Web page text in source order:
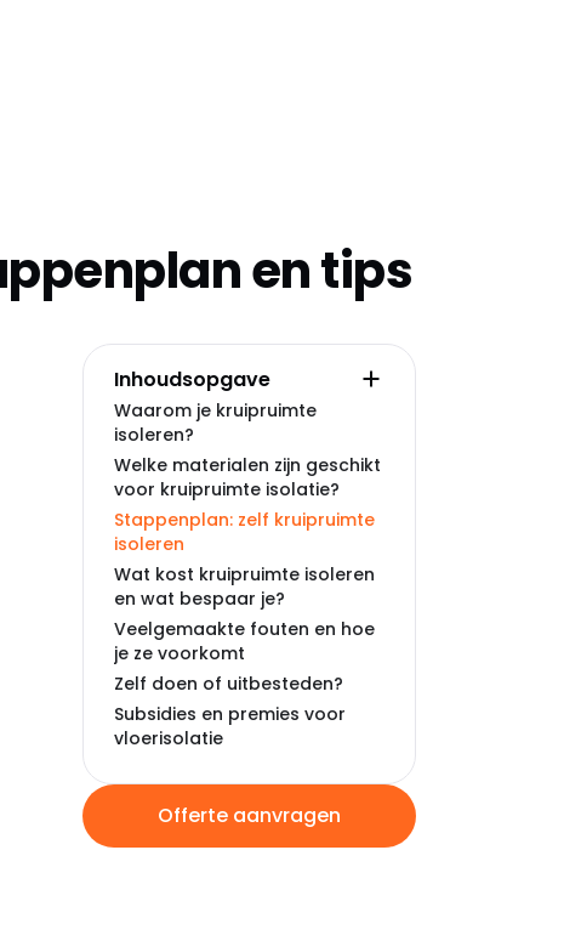
en tips
Inhoudsopgave
Waarom je kruipruimte
isoleren?
Welke materialen zijn geschikt
voor kruipruimte isolatie?
Stappenplan: zelf kruipruimte
isoleren
Wat kost kruipruimte isoleren
en wat bespaar je?
Veelgemaakte fouten en hoe
je ze voorkomt
Zelf doen of uitbesteden?
Subsidies en premies voor
vloerisolatie
Offerte aanvragen